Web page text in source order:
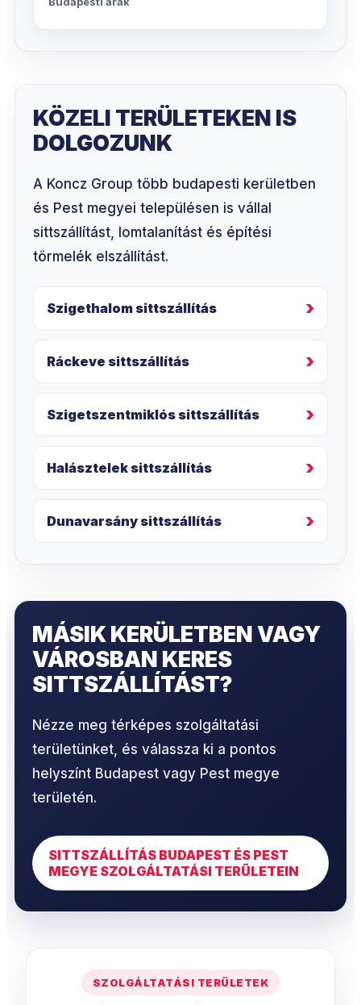
KÖZELI TERÜLETEKEN IS
DOLGOZUNK
A Koncz Group több budapesti kerületben
és Pest megyei településen is vállal
sittszállítást, lomtalanítást és építési
törmelék elszállítást.
Szigethalom sittszállítás
Ráckeve sittszállítás
Szigetszentmiklós sittszállítás
Halásztelek sittszállítás
Dunavarsány sittszállítás
MÁSIK KERÜLETBEN VAGY
VÁROSBAN KERES
SITTSZÁLLÍTÁST?
Nézze meg térképes szolgáltatási
területünket, és válassza ki a pontos
helyszínt Budapest vagy Pest megye
területén.
SITTSZÁLLÍTÁS BUDAPEST ÉS PEST
MEGYE SZOLGÁLTATÁSI TERÜLETEIN
SZOLGÁLTATÁSI TERÜLETEK